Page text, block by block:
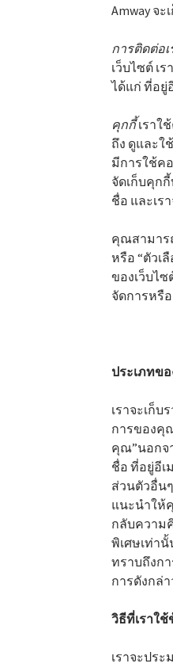
Amway จ
การติดต่อเ
เว็บไซต์ เ
ได้แก่ ที่อยู่
คุกกี้เราใ
ถึง ดูและใ
มีการใช้ค
จัดเก็บคุก
ชื่อ และเร
คุณสามาร
หรือ “ตัวเ
ของเว็บไ
จัดการหรื
ประเภทข
เราจะเก็
การของคุ
คุณ”นอกจ
ชื่อ ที่อยู่อีเ
ส่วนตัวอื่น
แนะนำให้
กลับความ
พิเศษเท่า
ทราบถึงก
การดังกล่า
วิธีที่เราใ
เราจะปร